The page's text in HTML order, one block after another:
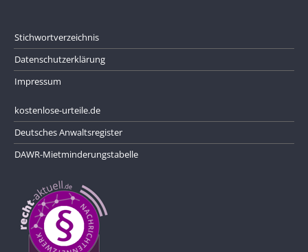
Stichwortverzeichnis
Datenschutzerklärung
Impressum
kostenlose-urteile.de
Deutsches Anwaltsregister
DAWR-Mietminderungstabelle